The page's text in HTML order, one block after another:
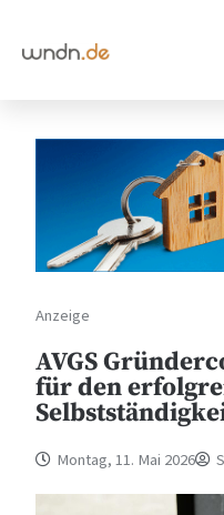
Anzeige
AVGS
für den
Montag, 11. Mai 2026